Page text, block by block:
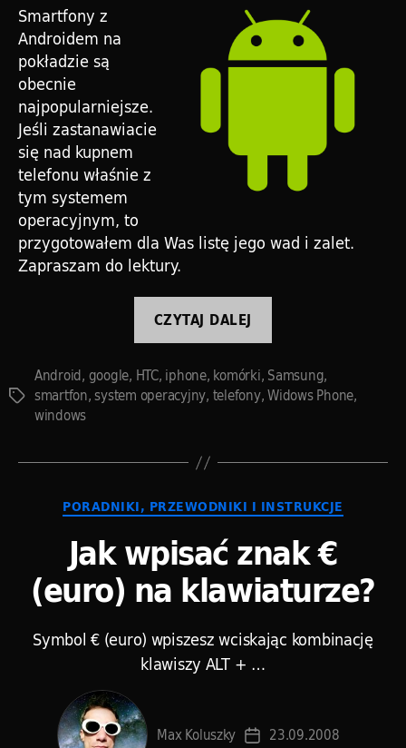
Smartfony z
Androidem na
pokładzie są
obecnie
najpopularniejsze.
Jeśli zastanawiacie
się nad kupnem
telefonu właśnie z
tym systemem
operacyjnym, to
przygotowałem dla Was listę jego wad i zalet.
Zapraszam do lektury.
CZYTAJ DALEJ
–
wady
zalety”
Tagi
Android, google, HTC, iphone, komórki, Samsung,
smartfon,system operacyjny, telefony,Widows Phone,
windows
Kategorie
PORADNIKI, PRZEWODNIKI I INSTRUKCJE
Jak wpisać znak €
(euro) na klawiaturze?
Symbol € (euro) wpiszesz wciskając kombinację
klawiszy ALT + …
Max Koluszky
Data23.09.2008